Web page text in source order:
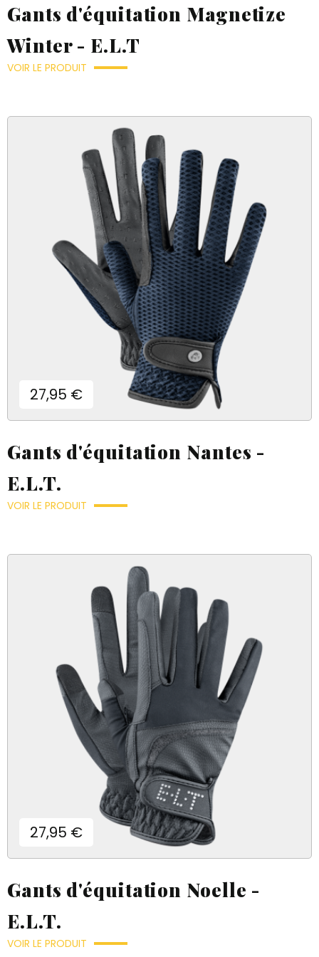
Gants d'équitation Magnetize
Winter - E.L.T
VOIR LE PRODUIT
Prix
27,95 €
Gants d'équitation Nantes -
E.L.T.
VOIR LE PRODUIT
Prix
27,95 €
Gants d'équitation Noelle -
E.L.T.
VOIR LE PRODUIT